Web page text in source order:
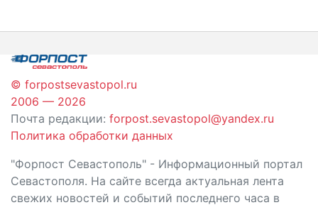
© forpostsevastopol.ru
2006 — 2026
Почта редакции: forpost.sevastopol@yandex.ru
Политика обработки данных
"Форпост Севастополь" - Информационный портал
Севастополя. На сайте всегда актуальная лента
свежих новостей и событий последнего часа в